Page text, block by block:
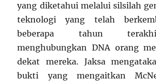
yang diketahui melalui silsilah
teknologi yang telah
beberapa tahun
menghubungkan DNA orang
dekat mereka. Jaksa
bukti yang mengaitkan